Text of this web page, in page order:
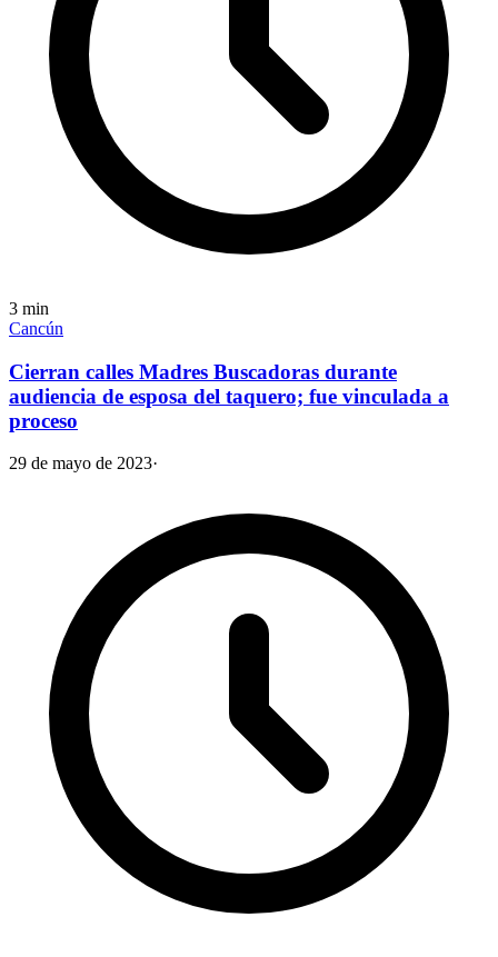
3 min
Cancún
Cierran calles Madres Buscadoras durante
audiencia de esposa del taquero; fue vinculada a
proceso
29 de mayo de 2023·